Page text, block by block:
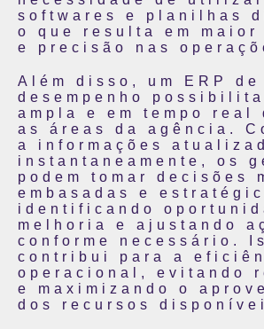
softwares e planilhas
o que resulta em
e precisão nas
Além disso, um ERP
desempenho
ampla e em tempo real
as áreas da agência.
a informações
instantaneamente, os
podem tomar decisões
embasadas e
identificando
melhoria e ajustando
conforme necessário.
contribui para a
operacional, evitando
e maximizando o
dos recursos